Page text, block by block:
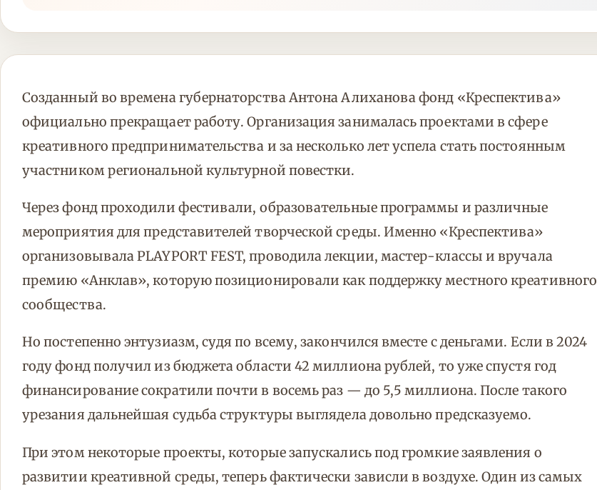
Созданный во времена губернаторства Антона Алиханова фонд «Креспектива»
официально прекращает работу. Организация занималась проектами в сфере
креативного предпринимательства и за несколько лет успела стать постоянным
участником региональной культурной повестки.
Через фонд проходили фестивали, образовательные программы и различные
мероприятия для представителей творческой среды. Именно «Креспектива»
организовывала PLAYPORT FEST, проводила лекции, мастер-классы и вручала
премию «Анклав», которую позиционировали как поддержку местного креативного
сообщества.
Но постепенно энтузиазм, судя по всему, закончился вместе с деньгами. Если в 2024
году фонд получил из бюджета области 42 миллиона рублей, то уже спустя год
финансирование сократили почти в восемь раз — до 5,5 миллиона. После такого
урезания дальнейшая судьба структуры выглядела довольно предсказуемо.
При этом некоторые проекты, которые запускались под громкие заявления о
развитии креативной среды, теперь фактически зависли в воздухе. Один из самых